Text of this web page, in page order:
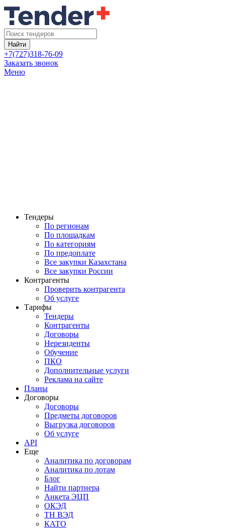
Найти
+7(727)318-76-09
Заказать звонок
Меню
Тендеры
По регионам
По площадкам
По категориям
По предоплате
Все закупки Казахстана
Все закупки России
Контрагенты
Проверить контрагента
Об услуге
Тарифы
Тендеры
Контрагенты
Договоры
Нерезиденты
Обучение
ПКО
Дополнительные услуги
Реклама на сайте
Планы
Договоры
Договоры
Предметы договоров
Выгрузка договоров
Об услуге
API
Еще
Аналитика по договорам
Аналитика по лотам
Блог
Найти партнера
Анкета ЭЦП
ОКЭД
ТН ВЭД
КАТО